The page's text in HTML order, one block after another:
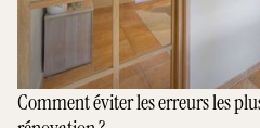
Comment éviter les erreurs les